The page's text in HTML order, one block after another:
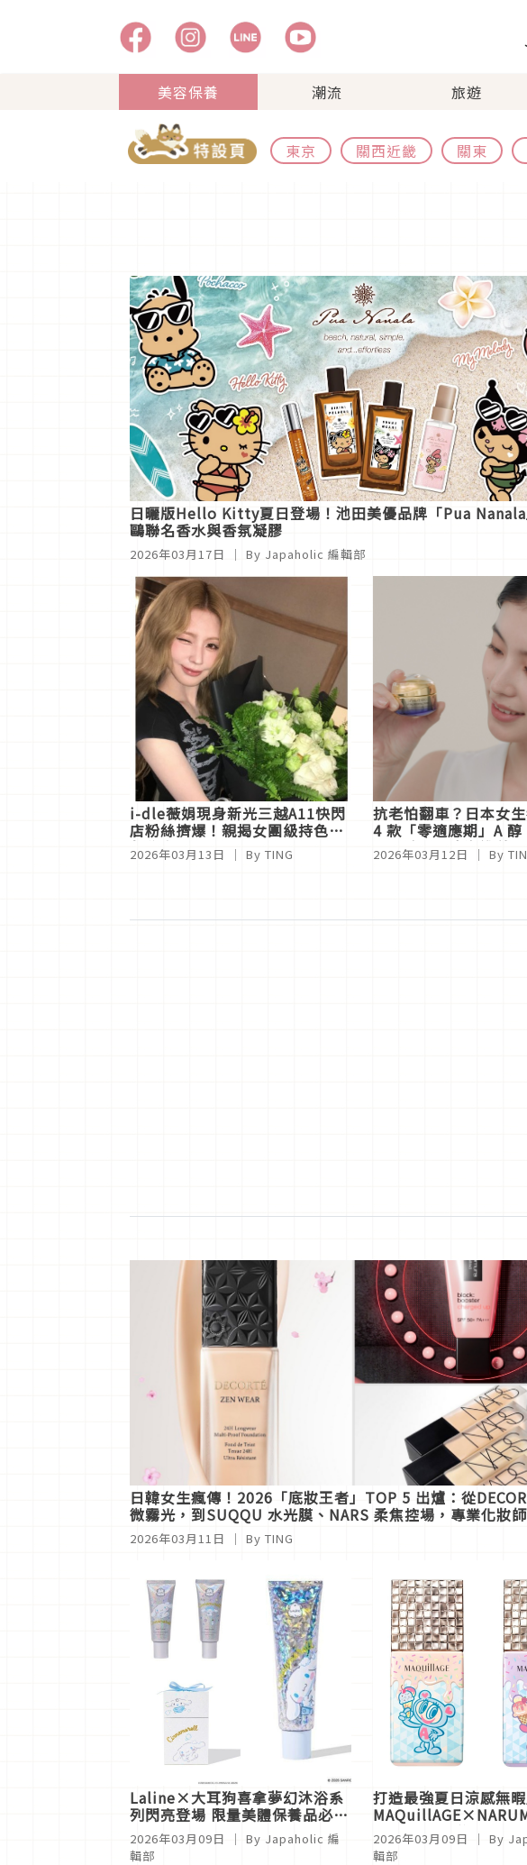
美容保養 潮流 旅遊
東京 關西近畿 關東
日曬版Hello Kitty夏日登場！池田美優品牌「Pua
鷗聯名香水與香氛凝膠
2026年03月17日 ｜ By Japaholic 編輯部
i-dle薇娟現身新光三越A11快閃
店粉絲擠爆！親揭女團級持色底
妝秘密
2026年03月13日 ｜ By TING
抗老怕翻車？日本女
4 款「零適應期」A 醇
到全臉，循序漸進養出
肌
2026年03月12日 ｜ By
日韓女生瘋傳！2026「底妝王者」TOP 5 出爐：從
微霧光，到SUQQU 水光膜、NARS 柔焦控場，專業化妝師
2026年03月11日 ｜ By TING
Laline×大耳狗喜拿夢幻沐浴系
列閃亮登場 限量美體保養品必
收！
2026年03月09日 ｜ By Japaholic 編
輯部
打造最強夏日涼感無
Characters聯手喚起平
2026年03月09日 ｜ By
輯部